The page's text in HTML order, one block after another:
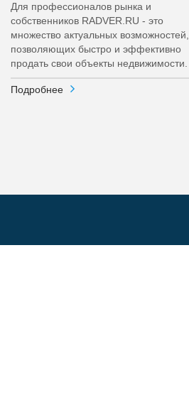
Для профессионалов рынка и
собственников RADVER.RU - это
множество актуальных возможностей,
позволяющих быстро и эффективно
продать свои объекты недвижимости.
Подробнее